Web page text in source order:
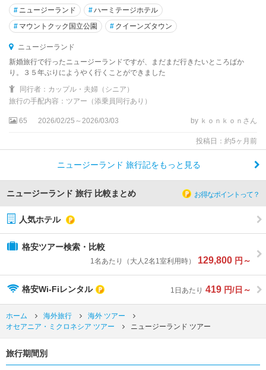
# ニュージーランド #ハーミテージホテル
# マウントクック国立公園 # クイーンズタウン
ニュージーランド
新婚旅行で行ったニュージーランドですが、まだまだ行きたいところばか
り。３５年ぶりにようやく行くことができました
同行者：カップル・夫婦（シニア）
旅行の手配内容：ツアー（添乗員同行あり）
65 2026/02/25～2026/03/03 by ｋｏｎｋｏｎさん
投稿日：約5ヶ月前
ニュージーランド 旅行記をもっと見る
ニュージーランド 旅行 比較まとめ お得なポイントって？
人気ホテル
格安ツアー検索・比較
1名あたり（大人2名1室利用時） 129,800 円～
格安Wi-Fiレンタル 1日あたり 419 円/日～
ホーム 海外旅行
海外 ツアー
オセアニア・ミクロネシア ツアー
ニュージーランド ツアー
旅行期間別